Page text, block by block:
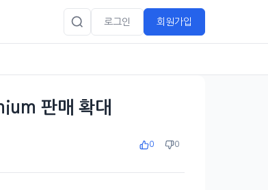
로그인 회원가입
판매 확대
0 0